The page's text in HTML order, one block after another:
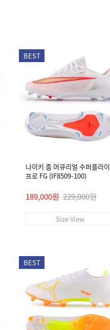
BEST
나이키 줌 머큐리얼 수퍼플라
프로 FG (IF8509-100)
189,000원 229,000원
Size View
BEST